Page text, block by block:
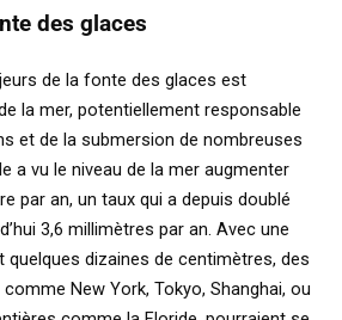
des glaces
de la fonte des glaces est
la mer, potentiellement responsable
et de la submersion de nombreuses
a vu le niveau de la mer augmenter
par an, un taux qui a depuis doublé
3,6 millimètres par an. Avec une
quelques dizaines de centimètres, des
New York, Tokyo, Shanghai, ou